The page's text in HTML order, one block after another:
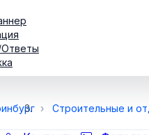
Строительные и